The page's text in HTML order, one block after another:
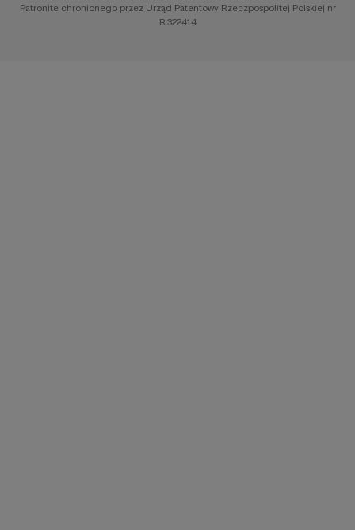
Patronite chronionego przez Urząd Patentowy Rzeczpospolitej Polskiej nr
R.322414